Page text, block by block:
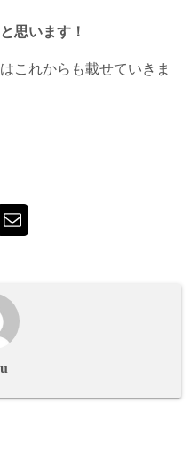
思います！
これからも載せていきま